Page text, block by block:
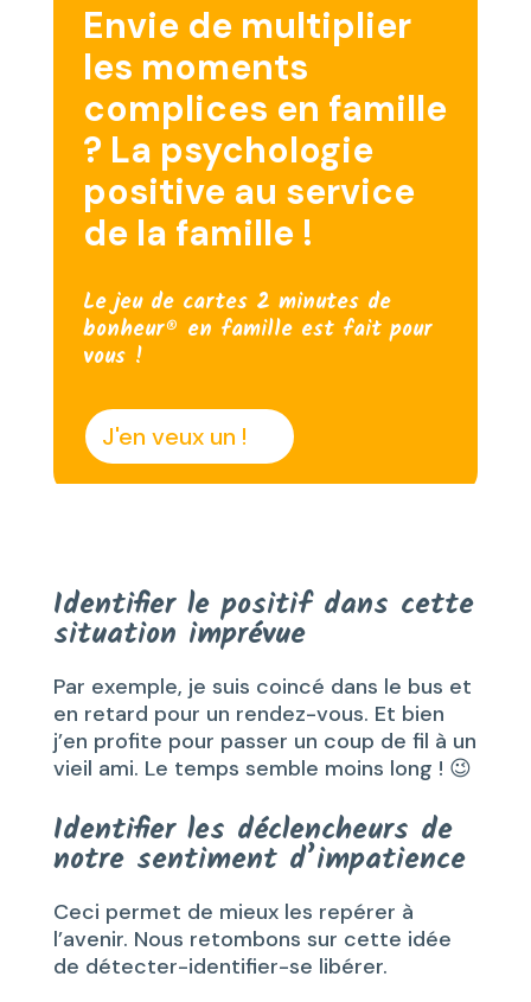
Envie de multiplier
les moments
complices en famille
? La psychologie
positive au service
de la famille !
Le jeu de cartes 2 minutes de
bonheur® en famille est fait pour
vous !
J'en veux un !
Identifier le positif dans cette
situation imprévue
Par exemple, je suis coincé dans le bus et
en retard pour un rendez-vous. Et bien
j’en profite pour passer un coup de fil à un
vieil ami. Le temps semble moins long ! 😉
Identifier les déclencheurs de
notre sentiment d’impatience
Ceci permet de mieux les repérer à
l’avenir. Nous retombons sur cette idée
de détecter-identifier-se libérer.